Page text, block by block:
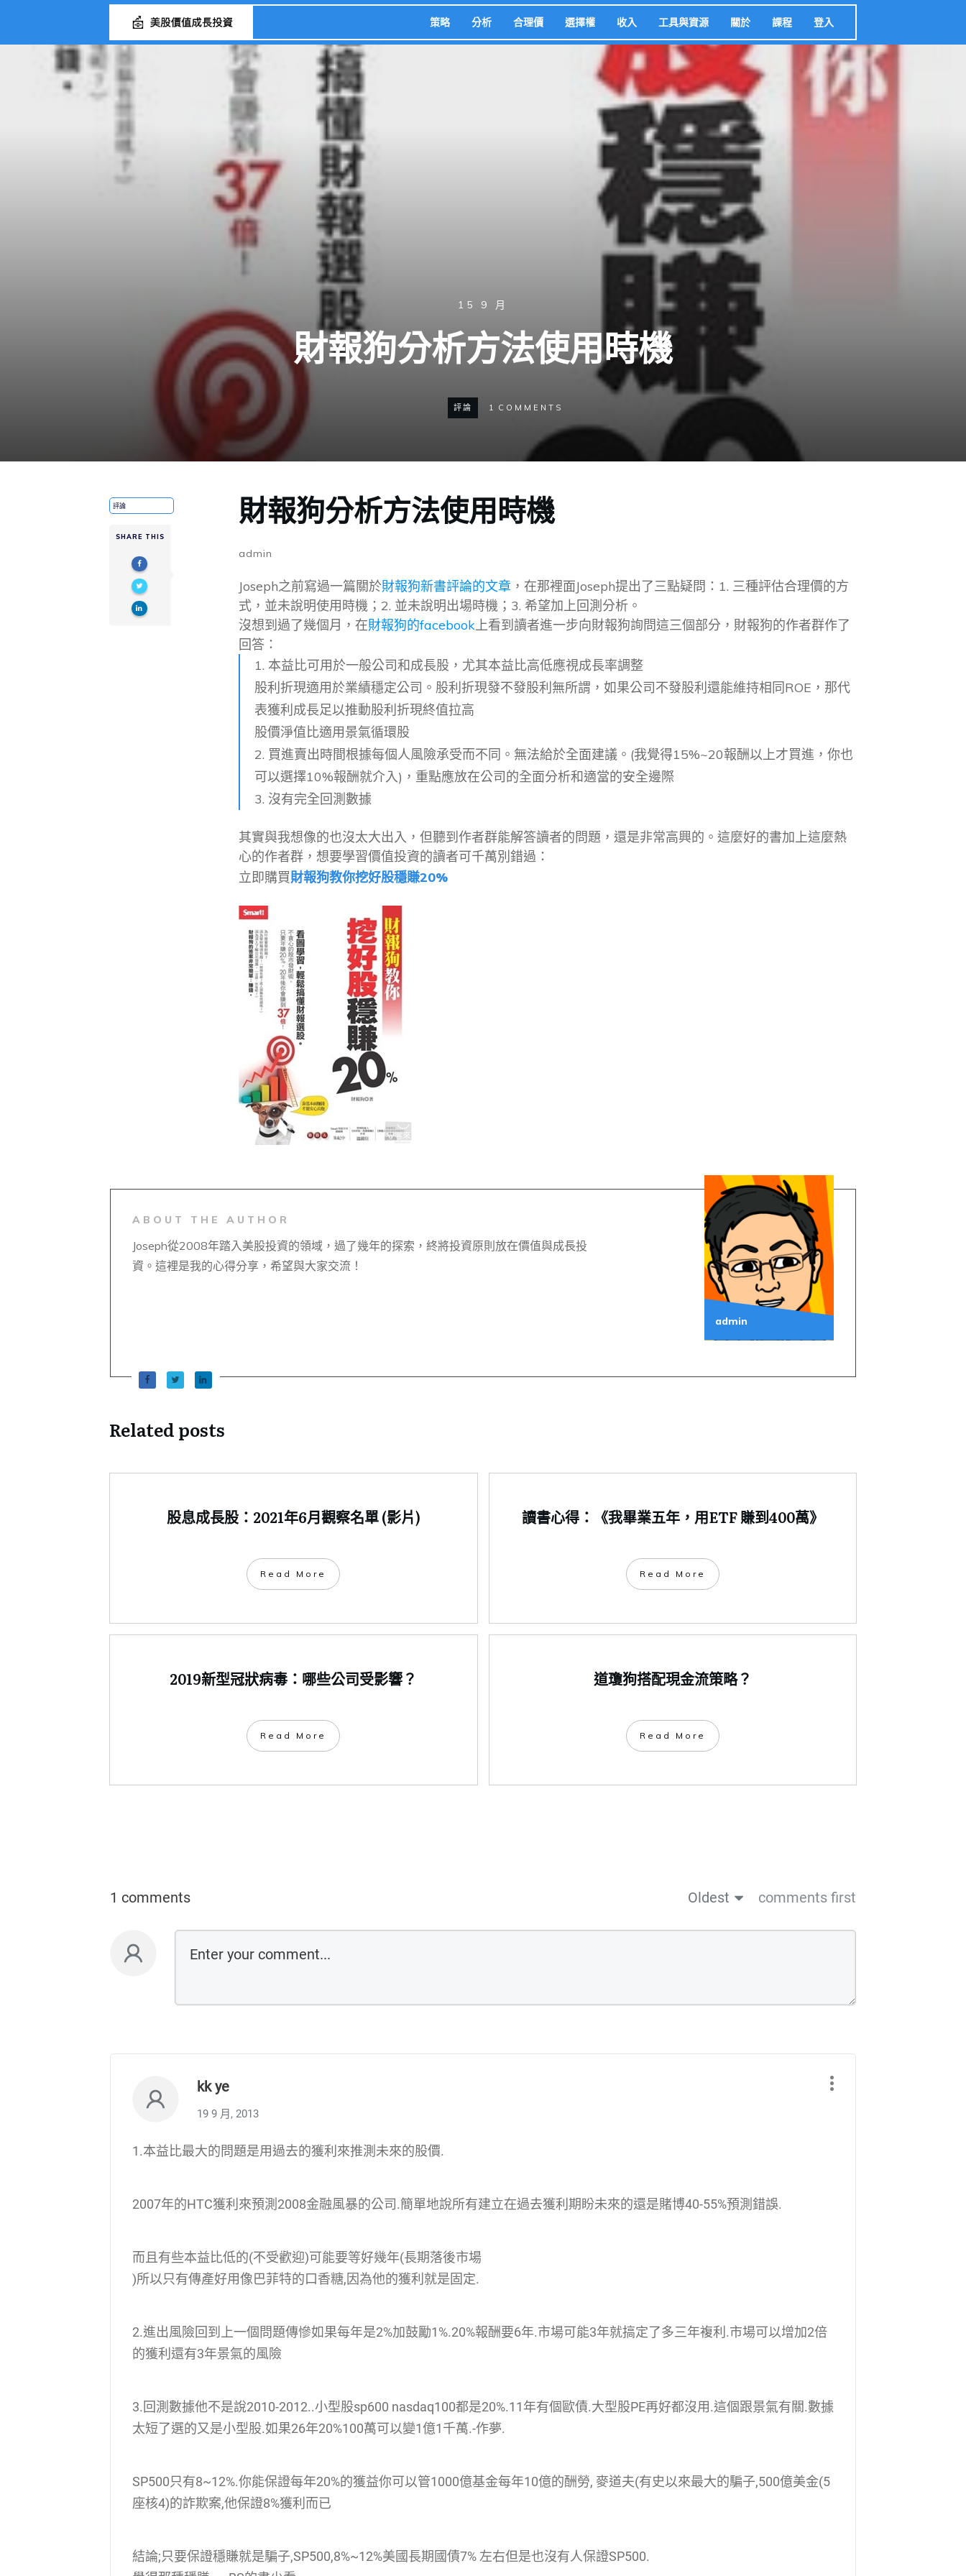
策略 分析 合理價 選擇權 收入 工具與資源 關於 課程 登入
15 9 月
財報狗分析方法使用時機
評論 1 COMMENTS
評論
SHARE THIS
財報狗分析方法使用時機
admin
Joseph之前寫過一篇關於財報狗新書評論的文章 ，在那裡面Joseph提出了三點疑問：1. 三種評估合理價的方
式，並未說明使用時機；2. 並未說明出場時機；3. 希望加上回測分析。
沒想到過了幾個月，在財報狗的facebook 上看到讀者進一步向財報狗詢問這三個部分，財報狗的作者群作了
回答：
1. 本益比可用於一般公司和成長股，尤其本益比高低應視成長率調整
股利折現適用於業績穩定公司。股利折現發不發股利無所謂，如果公司不發股利還能維持相同ROE，那代
表獲利成長足以推動股利折現終值拉高
股價淨值比適用景氣循環股
2. 買進賣出時間根據每個人風險承受而不同。無法給於全面建議。(我覺得15%~20報酬以上才買進，你也
可以選擇10%報酬就介入)，重點應放在公司的全面分析和適當的安全邊際
3. 沒有完全回測數據
其實與我想像的也沒太大出入，但聽到作者群能解答讀者的問題，還是非常高興的。這麼好的書加上這麼熱
心的作者群，想要學習價值投資的讀者可千萬別錯過：
立即購買財報狗教你挖好股穩賺20%
ABOUT THE AUTHOR
Joseph從2008年踏入美股投資的領域，過了幾年的探索，終將投資原則放在價值與成長投
資。這裡是我的心得分享，希望與大家交流！
admin
Related posts
股息成長股：2021年6月觀察名單 (影片)
​Read More
讀書心得：《我畢業五年，用ETF 賺到400萬》
​Read More
2019新型冠狀病毒：哪些公司受影響？
​Read More
道瓊狗搭配現金流策略？
​Read More
1 comments Oldest comments first
kk ye
19 9 月, 2013
1.本益比最大的問題是用過去的獲利來推測未來的股價.
2007年的HTC獲利來預測2008金融風暴的公司.簡單地說所有建立在過去獲利期盼未來的還是賭博40-55%預測錯誤.
而且有些本益比低的(不受歡迎)可能要等好幾年(長期落後市場
)所以只有傳產好用像巴菲特的口香糖,因為他的獲利就是固定.
2.進出風險回到上一個問題傳慘如果每年是2%加鼓勵1%.20%報酬要6年.市場可能3年就搞定了多三年複利.市場可以增加2倍
的獲利還有3年景氣的風險
3.回測數據他不是說2010-2012..小型股sp600 nasdaq100都是20%.11年有個歐債.大型股PE再好都沒用.這個跟景氣有關.數據
太短了選的又是小型股.如果26年20%100萬可以變1億1千萬.-作夢.
SP500只有8~12%.你能保證每年20%的獲益你可以管1000億基金每年10億的酬勞, 麥道夫(有史以來最大的騙子,500億美金(5
座核4)的詐欺案,他保證8%獲利而已
結論;只要保證穩賺就是騙子,SP500,8%~12%美國長期國債7% 左右但是也沒有人保證SP500.